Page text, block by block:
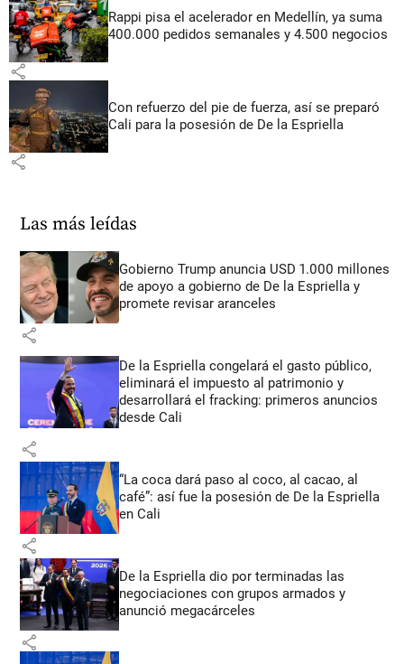
Rappi pisa el acelerador en Medellín, ya suma
400.000 pedidos semanales y 4.500 negocios
share
Con refuerzo del pie de fuerza, así se preparó
Cali para la posesión de De la Espriella
share
Las más leídas
Gobierno Trump anuncia USD 1.000 millones
de apoyo a gobierno de De la Espriella y
promete revisar aranceles
share
De la Espriella congelará el gasto público,
eliminará el impuesto al patrimonio y
desarrollará el fracking: primeros anuncios
desde Cali
share
“La coca dará paso al coco, al cacao, al
café”: así fue la posesión de De la Espriella
en Cali
share
De la Espriella dio por terminadas las
negociaciones con grupos armados y
anunció megacárceles
share